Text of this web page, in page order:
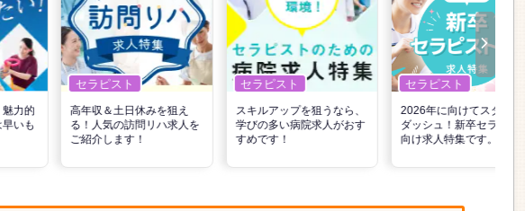
力的
いも
セラピスト
高年収＆土日休みを狙え
る！人気の訪問リハ求人を
ご紹介します！
セラピスト
スキルアップを狙うなら、
学びの多い病院求人がおす
すめです！
セラピスト
2026年に向けてスタート
ダッシュ！新卒セラピスト
向け求人特集です。